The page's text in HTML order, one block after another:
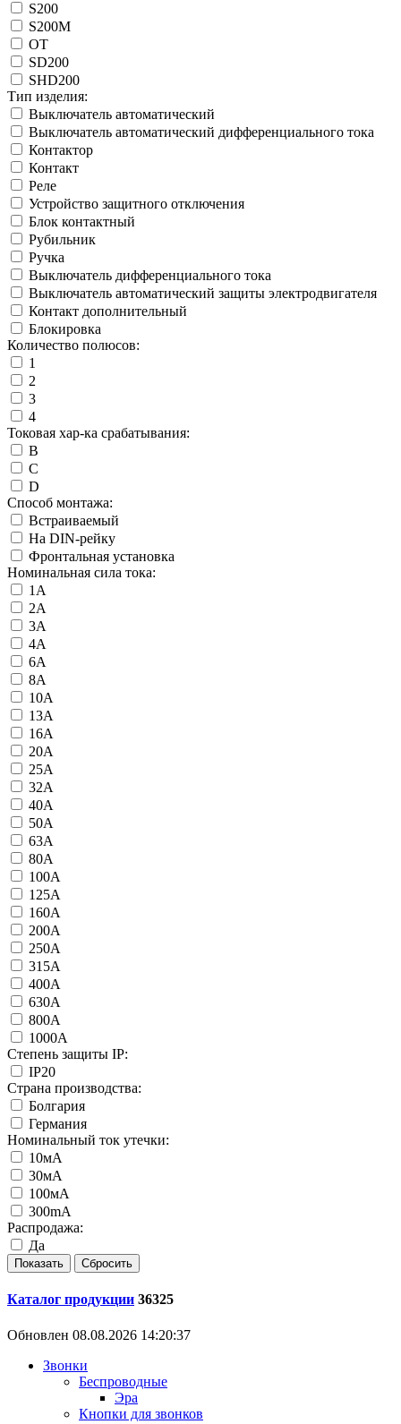
S200
S200M
OT
SD200
SHD200
Тип изделия:
Выключатель автоматический
Выключатель автоматический дифференциального тока
Контактор
Контакт
Реле
Устройство защитного отключения
Блок контактный
Рубильник
Ручка
Выключатель дифференциального тока
Выключатель автоматический защиты электродвигателя
Контакт дополнительный
Блокировка
Количество полюсов:
1
2
3
4
Токовая хар-ка срабатывания:
B
C
D
Способ монтажа:
Встраиваемый
На DIN-рейку
Фронтальная установка
Номинальная сила тока:
1А
2А
3А
4А
6А
8А
10А
13А
16А
20А
25А
32А
40А
50А
63А
80А
100А
125А
160А
200А
250А
315А
400А
630А
800А
1000А
Степень защиты IP:
IP20
Страна производства:
Болгария
Германия
Номинальный ток утечки:
10мА
30мА
100мА
300mA
Распродажа:
Да
Каталог продукции 36325
Обновлен 08.08.2026 14:20:37
Звонки
Беспроводные
Эра
Кнопки для звонков